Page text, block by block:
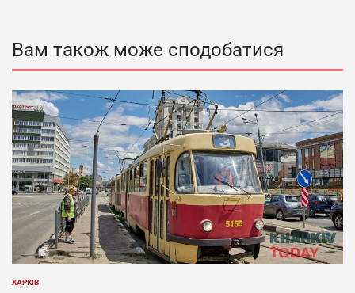
Вам також може сподобатися
ОПУБЛІКУВАТИ
ХАРКІВ